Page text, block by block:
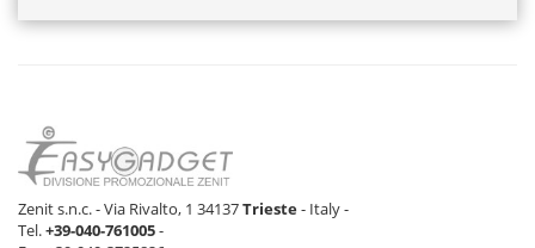
Zenit s.n.c. - Via Rivalto, 1 34137Trieste- Italy -
Tel.+39-040-761005-